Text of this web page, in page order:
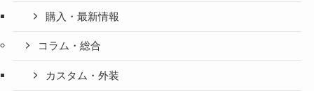
購入・最新情報
コラム・総合
カスタム・外装